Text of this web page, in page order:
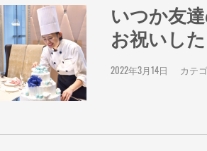
いつか友
お祝いした
2022年3月14日 カテ